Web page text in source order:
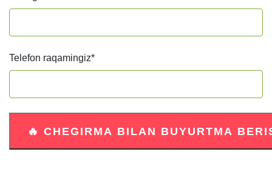
Telefon raqamingiz*